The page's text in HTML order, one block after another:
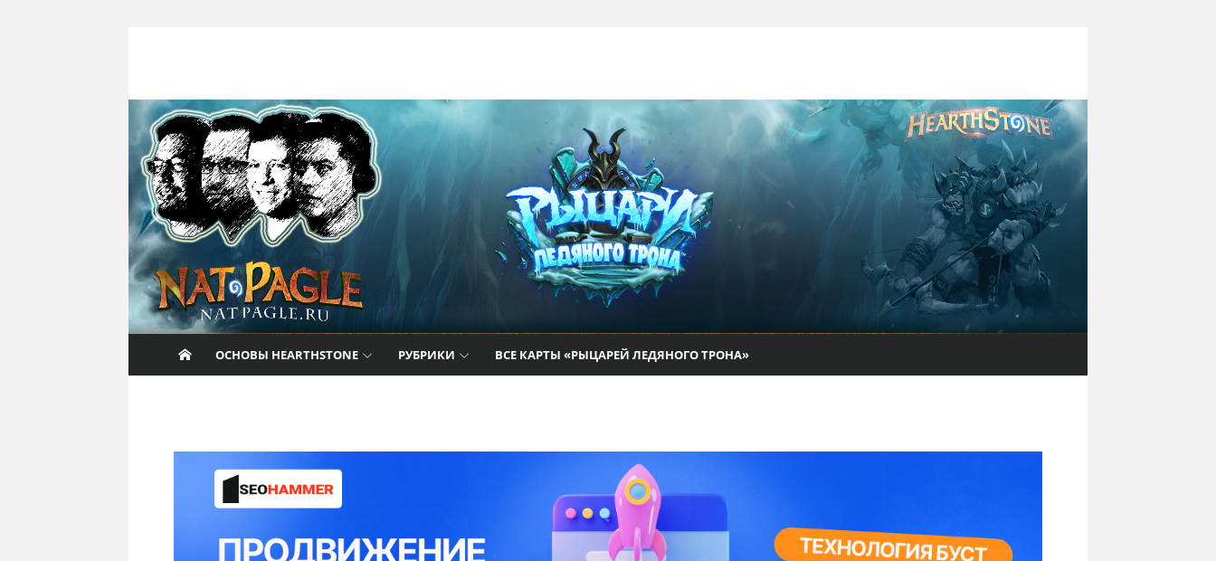
Hearthstone.
ОСНОВЫ HEARTHSTONE РУБРИКИ ВСЕ КАРТЫ «РЫЦАРЕЙ ЛЕДЯНОГО ТРОНА»